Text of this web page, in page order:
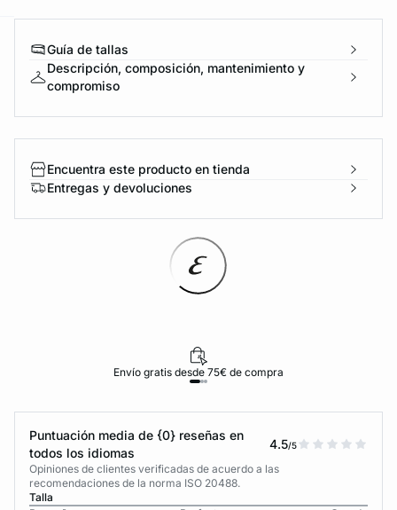
Guía de tallas
Descripción, composición, mantenimiento y
compromiso
Encuentra este producto en tienda
Entregas y devoluciones
Envío gratis desde 75€ de compra
Puntuación media de {0} reseñas en
todos los idiomas
4.5/5
Opiniones de clientes verificadas de acuerdo a las
recomendaciones de la norma ISO 20488.
Talla